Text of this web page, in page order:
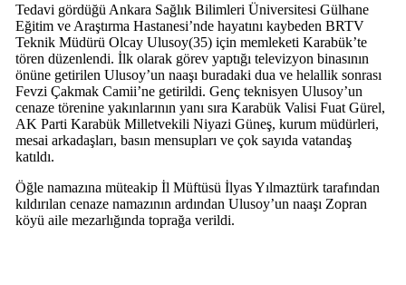
Tedavi gördüğü Ankara Sağlık Bilimleri Üniversitesi Gülhane
Eğitim ve Araştırma Hastanesi’nde hayatını kaybeden BRTV
Teknik Müdürü Olcay Ulusoy(35) için memleketi Karabük’te
tören düzenlendi. İlk olarak görev yaptığı televizyon binasının
önüne getirilen Ulusoy’un naaşı buradaki dua ve helallik sonrası
Fevzi Çakmak Camii’ne getirildi. Genç teknisyen Ulusoy’un
cenaze törenine yakınlarının yanı sıra Karabük Valisi Fuat Gürel,
AK Parti Karabük Milletvekili Niyazi Güneş, kurum müdürleri,
mesai arkadaşları, basın mensupları ve çok sayıda vatandaş
katıldı.
Öğle namazına müteakip İl Müftüsü İlyas Yılmaztürk tarafından
kıldırılan cenaze namazının ardından Ulusoy’un naaşı Zopran
köyü aile mezarlığında toprağa verildi.